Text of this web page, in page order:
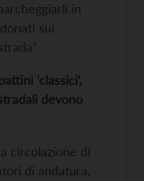
in
sui
‘classici’,
devono
circolazione di
di andatura,